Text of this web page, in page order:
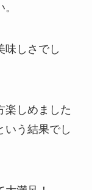
味しさでし
楽しめました
いう結果でし